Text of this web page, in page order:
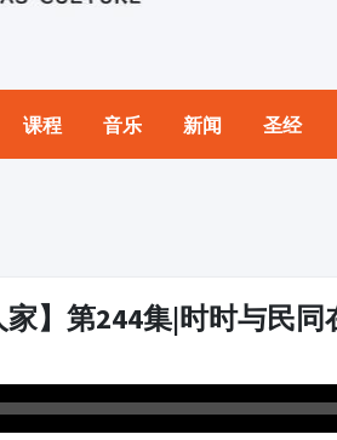
课程 音乐 新闻 圣经
家】第244集|时时与民